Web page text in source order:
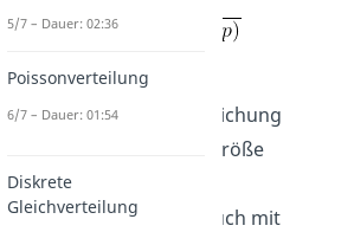
σ =
Ist also die Standardabweichung
einer binomialverteilten Größe
größer als 3, lässt die
Binomialverteilung sich auch mit
5/7 – Dauer: 02:36
Poissonverteilung
6/7 – Dauer: 01:54
Diskrete
Gleichverteilung